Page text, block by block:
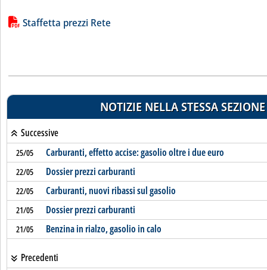
Lista allegati PDF alla notizia
Staffetta prezzi Rete
NOTIZIE NELLA STESSA SEZIONE
Successive
25/05 Carburanti, effetto accise: gasolio oltre i due euro
22/05 Dossier prezzi carburanti
22/05 Carburanti, nuovi ribassi sul gasolio
21/05 Dossier prezzi carburanti
21/05 Benzina in rialzo, gasolio in calo
Precedenti